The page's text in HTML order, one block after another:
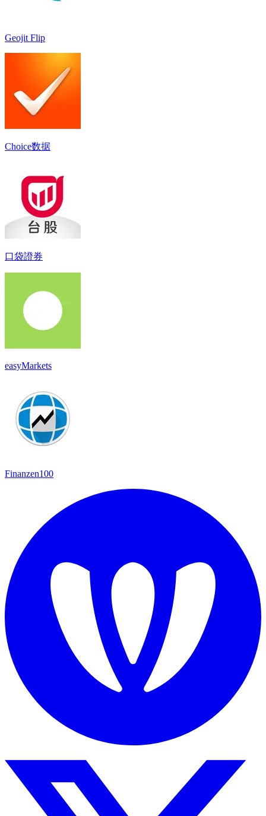
Geojit Flip
Choice数据
口袋證券
easyMarkets
Finanzen100